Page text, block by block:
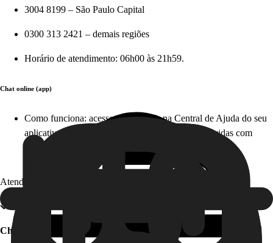
3004 8199 – São Paulo Capital
0300 313 2421 – demais regiões
Horário de atendimento: 06h00 às 21h59.
Chat online (app)
Como funciona: acesse diretamente na Central de Ajuda do seu
aplicativo em apenas alguns cliques e tire suas dúvidas com
Atendimento offline
Chat offline